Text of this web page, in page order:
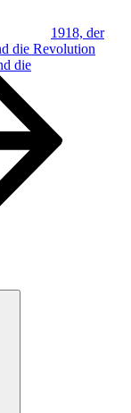
1918, der
die Revolution
die